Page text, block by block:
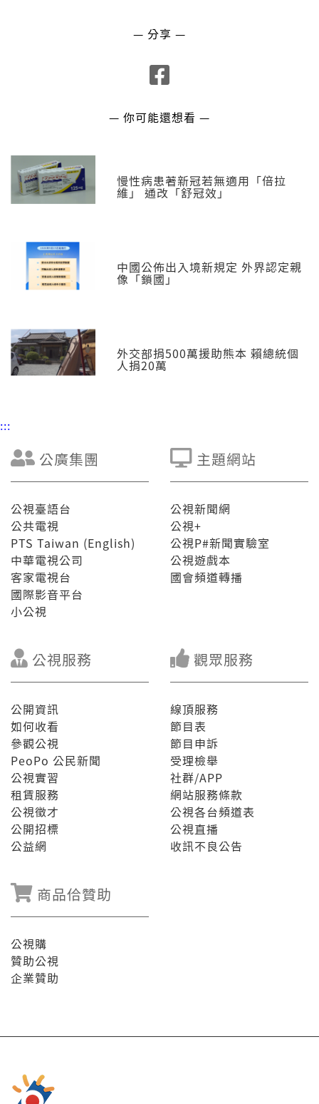
— 分享 —
— 你可能還想看 —
慢性病患著新冠若無適用「倍拉
維」 通改「舒冠效」
中國公佈出入境新規定 外界認定親
像「鎖國」
外交部捐500萬援助熊本 賴總統個
人捐20萬
:::
公廣集團
公視臺語台
公共電視
PTS Taiwan (English)
中華電視公司
客家電視台
國際影音平台
小公視
主題網站
公視新聞網
公視+
公視P#新聞實驗室
公視遊戲本
國會頻道轉播
公視服務
公開資訊
如何收看
參觀公視
PeoPo 公民新聞
公視實習
租賃服務
公視徵才
公開招標
公益網
觀眾服務
線頂服務
節目表
節目申訴
受理檢舉
社群/APP
網站服務條款
公視各台頻道表
公視直播
收訊不良公告
商品佮贊助
公視購
贊助公視
企業贊助